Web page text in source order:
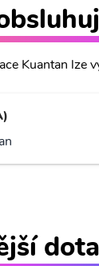
Kuantan lze